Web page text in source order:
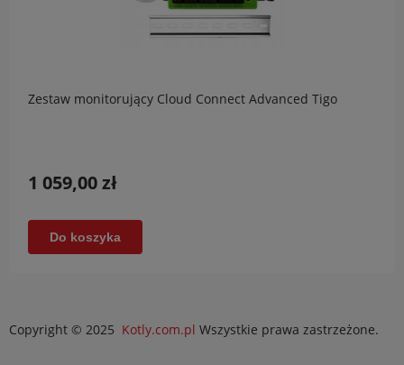
Zestaw monitorujący Cloud Connect Advanced Tigo
1 059,00 zł
Do koszyka
Copyright © 2025 Kotly.com.pl Wszystkie prawa zastrzeżone.